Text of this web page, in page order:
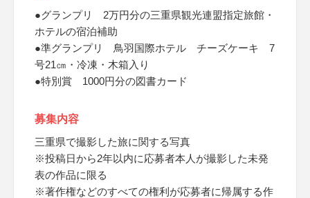
●グランプリ 2万円分の三重県観光連盟指定旅館・
ホテルの宿泊補助
●準グランプリ 鳥羽国際ホテル チーズケーキ 7
号21㎝・冷凍・木箱入り
●特別賞 1000円分の図書カード
募集内容
三重県で撮影した旅に関する写真
※投稿日から2年以内に応募者本人が撮影した未発
表の作品に限る
※著作権などのすべての権利が応募者に帰属する作